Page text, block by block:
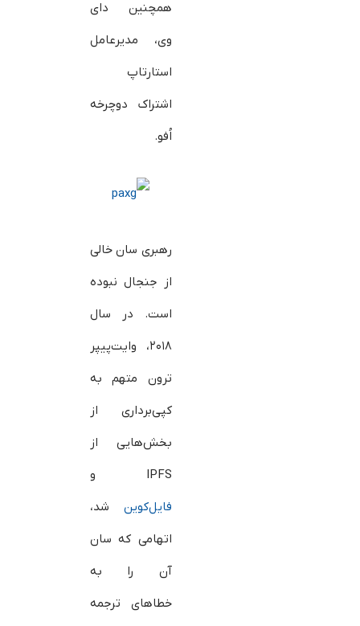
همچنین دای
وی، مدیرعامل
استارتاپ
اشتراک دوچرخه
اُفو.
رهبری سان خالی
از جنجال نبوده
است. در سال
۲۰۱۸، وایت‌پیپر
ترون متهم به
کپی‌برداری از
بخش‌هایی از
IPFS و
فایل‌کوین شد،
اتهامی که سان
آن را به
خطاهای ترجمه